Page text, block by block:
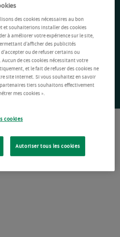
des cookies nécessaires au bon
et souhaiterions installer des cookies
à améliorer votre expérience sur le site,
d’afficher des publicités
ou de refuser certains ou
de ces cookies nécessitant votre
et le fait de refuser des cookies ne
site Internet. Si vous souhaitez en savoir
tiers souhaitons effectivement
mes cookies ».
cookies
Autoriser tous les cookies